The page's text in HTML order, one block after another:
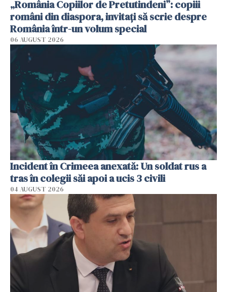
„România Copiilor de Pretutindeni”: copiii
români din diaspora, invitați să scrie despre
România într-un volum special
06 AUGUST 2026
Incident în Crimeea anexată: Un soldat rus a
tras în colegii săi apoi a ucis 3 civili
04 AUGUST 2026